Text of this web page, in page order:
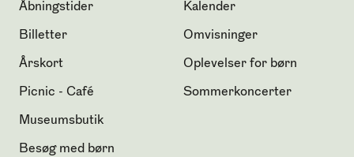
Åbningstider
Billetter
Årskort
Picnic - Café
Museumsbutik
Besøg med børn
Kalender
Omvisninger
Oplevelser for børn
Sommerkoncerter